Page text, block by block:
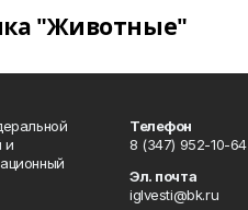
"Животные"
и
Телефон
8 (347) 952-10-64
Эл. почта
iglvesti@bk.ru